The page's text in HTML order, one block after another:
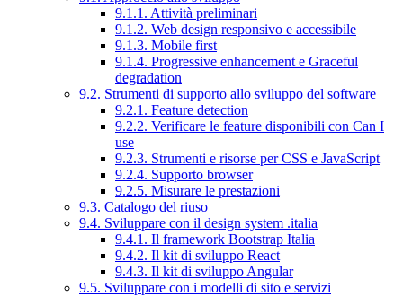
9.1.1. Attività preliminari
9.1.2. Web design responsivo e accessibile
9.1.3. Mobile first
9.1.4. Progressive enhancement e Graceful
degradation
9.2. Strumenti di supporto allo sviluppo del software
9.2.1. Feature detection
9.2.2. Verificare le feature disponibili con Can I
use
9.2.3. Strumenti e risorse per CSS e JavaScript
9.2.4. Supporto browser
9.2.5. Misurare le prestazioni
9.3. Catalogo del riuso
9.4. Sviluppare con il design system .italia
9.4.1. Il framework Bootstrap Italia
9.4.2. Il kit di sviluppo React
9.4.3. Il kit di sviluppo Angular
9.5. Sviluppare con i modelli di sito e servizi